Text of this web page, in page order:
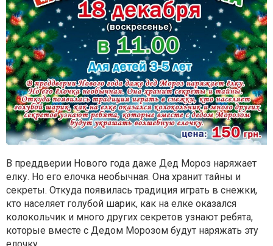
В преддверии Нового года даже Дед Мороз наряжает
елку. Но его елочка необычная. Она хранит тайны и
секреты. Откуда появилась традиция играть в снежки,
кто населяет голубой шарик, как на елке оказался
колокольчик и много других секретов узнают ребята,
которые вместе с Дедом Морозом будут наряжать эту